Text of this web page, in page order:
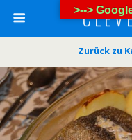
C L E V
Zurück zu
>-->